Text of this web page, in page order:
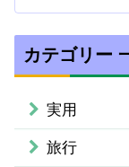
カテゴリー
実用
旅行